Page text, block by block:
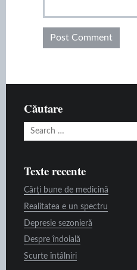
Căutare
Search
Texte recente
Cărți bune de medicină
Realitatea e un spectru
Depresie sezonieră
Despre îndoială
Scurte întâlniri